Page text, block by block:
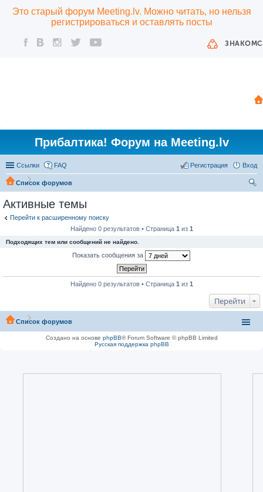
Это старый форум Meeting.lv. Можно читать, но нельзя
регистрироваться и оставлять посты
Прибалтика! Форум на Meeting.lv
Ссылки FAQ Вход
Регистрация
Список форумов
Активные темы
Перейти к расширенному поиску
Найдено 0 результатов • Страница 1 из 1
Подходящих тем или сообщений не найдено.
Показать сообщения за
Найдено 0 результатов • Страница 1 из 1
Перейти
Список форумов
Создано на основе phpBB® Forum Software © phpBB Limited
Русская поддержка phpBB